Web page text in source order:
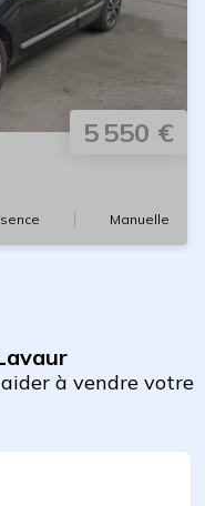
5 550 €
Manuelle
à vendre votre